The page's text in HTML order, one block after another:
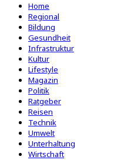
Home
Regional
Bildung
Gesundheit
Infrastruktur
Kultur
Lifestyle
Magazin
Politik
Ratgeber
Reisen
Technik
Umwelt
Unterhaltung
Wirtschaft